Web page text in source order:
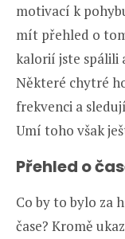
motivací k
mít přehled o
kalorií jste spálili
Některé chytré
frekvenci a
Umí toho však
Přehled o
Co by to bylo za
čase? Kromě